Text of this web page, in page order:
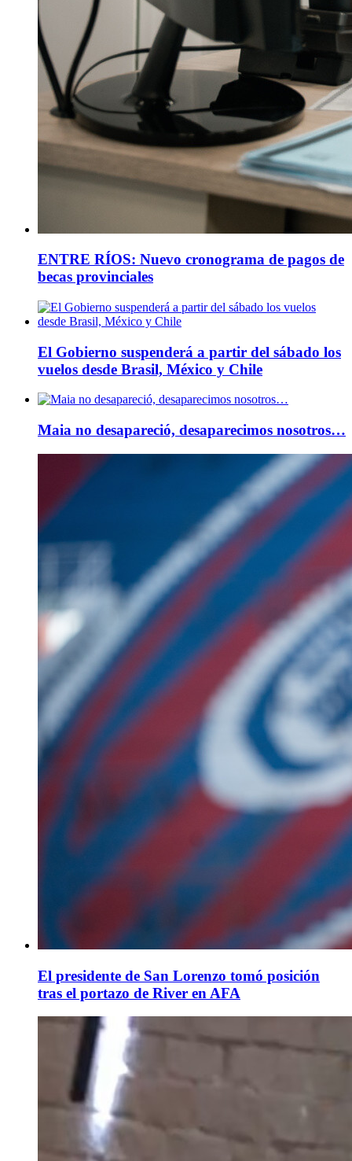
ENTRE RÍOS: Nuevo cronograma de pagos de
becas provinciales
El Gobierno suspenderá a partir del sábado los
vuelos desde Brasil, México y Chile
Maia no desapareció, desaparecimos nosotros…
El presidente de San Lorenzo tomó posición
tras el portazo de River en AFA